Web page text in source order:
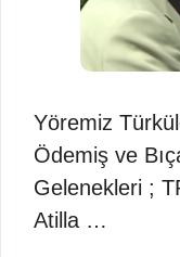
Yöremiz
Ödemiş ve
Gelenekleri ;
Atilla …